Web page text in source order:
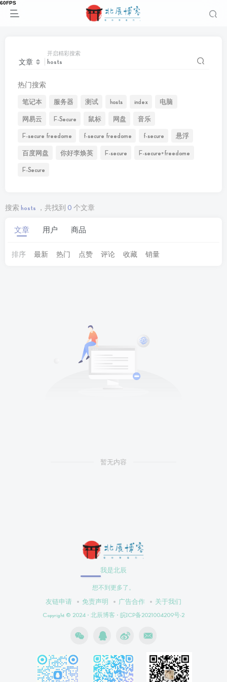
文章
开启精彩搜索
热门搜索
笔记本 服务器 测试 hosts index
电脑
网易云
F-Secure 鼠标 网盘
音乐
F-secure freedome
f-secure freedome f-secure
悬浮
百度网盘
你好李焕英 F-secure
F-secure+freedome
F-Secure
搜索 hosts ，共找到 0 个文章
文章 用户 商品
排序 最新 热门 点赞 评论 收藏 销量
暂无内容
我是北辰
想不到更多了。
友链申请 免责声明 广告合作 关于我们
Copyright © 2024 · 北辰博客 · 皖ICP备2021004209号-2